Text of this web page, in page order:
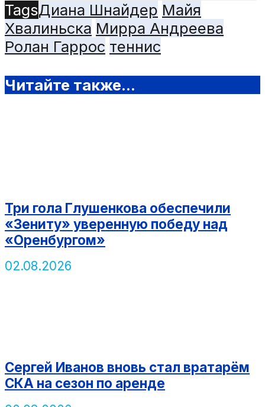
TagsДиана Шнайдер Майя
Хвалиньска Мирра Андреева
Ролан Гаррос теннис
Читайте также...
Три гола Глушенкова обеспечили
«Зениту» уверенную победу над
«Оренбургом»
02.08.2026
Сергей Иванов вновь стал вратарём
СКА на сезон по аренде